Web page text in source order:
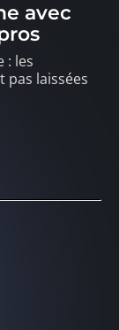
avec
: les
laissées